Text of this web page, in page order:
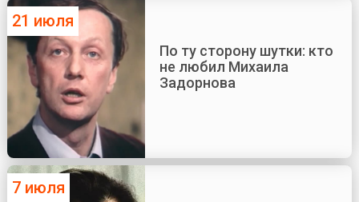
21 июля
По ту сторону шутки: кто
не любил Михаила
Задорнова
7 июля